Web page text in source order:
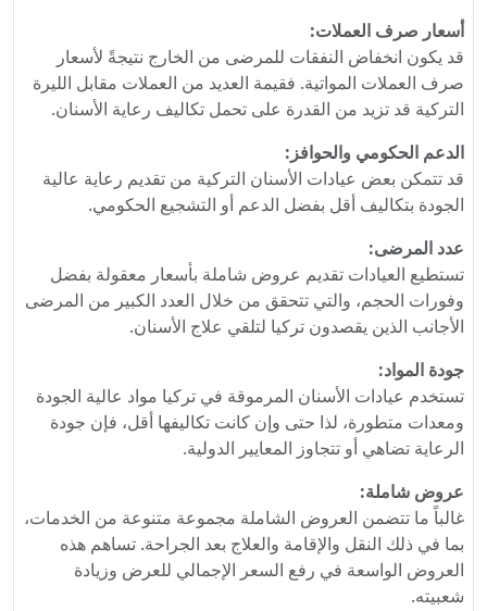
أسعار صرف العملات:
قد يكون انخفاض النفقات للمرضى من الخارج نتيجةً لأسعار
صرف العملات المواتية. فقيمة العديد من العملات مقابل الليرة
التركية قد تزيد من القدرة على تحمل تكاليف رعاية الأسنان.
الدعم الحكومي والحوافز:
قد تتمكن بعض عيادات الأسنان التركية من تقديم رعاية عالية
الجودة بتكاليف أقل بفضل الدعم أو التشجيع الحكومي.
عدد المرضى:
تستطيع العيادات تقديم عروض شاملة بأسعار معقولة بفضل
وفورات الحجم، والتي تتحقق من خلال العدد الكبير من المرضى
الأجانب الذين يقصدون تركيا لتلقي علاج الأسنان.
جودة المواد:
تستخدم عيادات الأسنان المرموقة في تركيا مواد عالية الجودة
ومعدات متطورة، لذا حتى وإن كانت تكاليفها أقل، فإن جودة
الرعاية تضاهي أو تتجاوز المعايير الدولية.
عروض شاملة:
غالباً ما تتضمن العروض الشاملة مجموعة متنوعة من الخدمات،
بما في ذلك النقل والإقامة والعلاج بعد الجراحة. تساهم هذه
العروض الواسعة في رفع السعر الإجمالي للعرض وزيادة
شعبيته.